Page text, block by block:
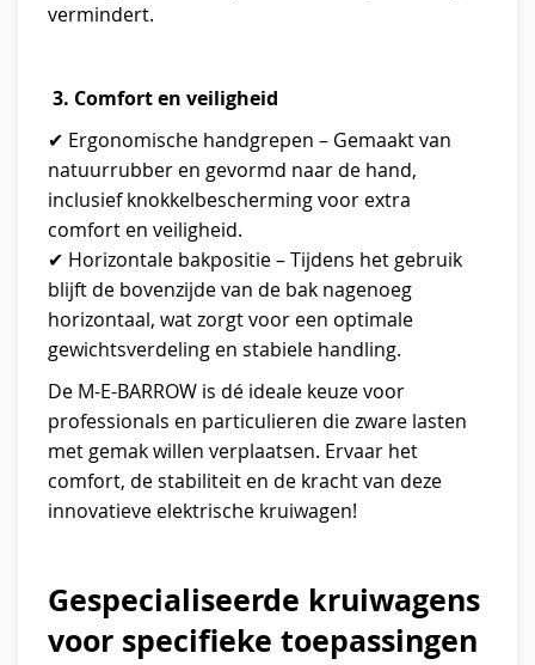
vermindert.
3. Comfort en veiligheid
✔ Ergonomische handgrepen – Gemaakt van
natuurrubber en gevormd naar de hand,
inclusief knokkelbescherming voor extra
comfort en veiligheid.
✔ Horizontale bakpositie – Tijdens het gebruik
blijft de bovenzijde van de bak nagenoeg
horizontaal, wat zorgt voor een optimale
gewichtsverdeling en stabiele handling.
De M-E-BARROW is dé ideale keuze voor
professionals en particulieren die zware lasten
met gemak willen verplaatsen. Ervaar het
comfort, de stabiliteit en de kracht van deze
innovatieve elektrische kruiwagen!
Gespecialiseerde kruiwagens
voor specifieke toepassingen